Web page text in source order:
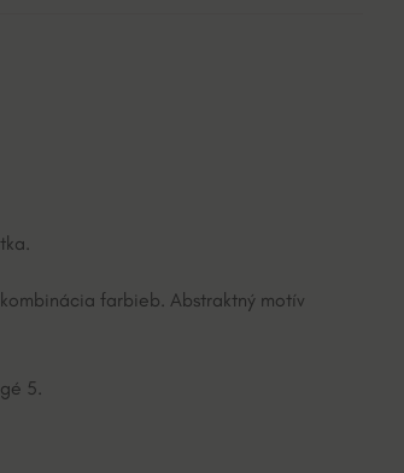
farbieb. Abstraktný motív
5.